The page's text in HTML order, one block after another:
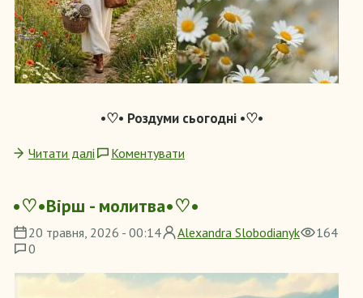
•♡• Роздуми сьогодні •♡•
Читати далі Коментувати
•♡•Вірш - молитва•♡•
20 травня, 2026 - 00:14 Alexandra Slobodianyk
164
0